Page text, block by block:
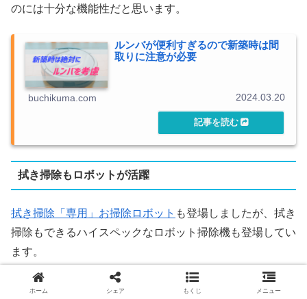
のには十分な機能性だと思います。
ルンバが便利すぎるので新築時は間
取りに注意が必要
buchikuma.com 2024.03.20
拭き掃除もロボットが活躍
拭き掃除「専用」お掃除ロボット も登場しましたが、拭き
掃除もできるハイスペックなロボット掃除機も登場してい
ます。
水拭きしてくれるロボット掃除機が
ホーム シェア もくじ メニュー